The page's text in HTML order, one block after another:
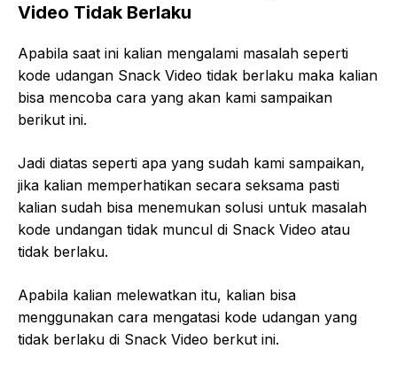
Video Tidak Berlaku
Apabila saat ini kalian mengalami masalah seperti
kode udangan Snack Video tidak berlaku maka kalian
bisa mencoba cara yang akan kami sampaikan
berikut ini.
Jadi diatas seperti apa yang sudah kami sampaikan,
jika kalian memperhatikan secara seksama pasti
kalian sudah bisa menemukan solusi untuk masalah
kode undangan tidak muncul di Snack Video atau
tidak berlaku.
Apabila kalian melewatkan itu, kalian bisa
menggunakan cara mengatasi kode udangan yang
tidak berlaku di Snack Video berkut ini.